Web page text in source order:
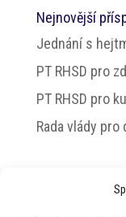
Nejnovější
Jednání s
PT RHSD pro
PT RHSD pro
Rada vlády